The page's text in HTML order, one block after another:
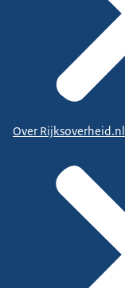
Over Rijksoverheid.nl